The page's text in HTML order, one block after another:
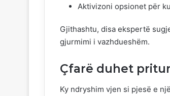
Aktivizoni opsionet për
Gjithashtu, disa ekspertë
gjurmimi i vazhdueshëm.
Çfarë duhet
Ky ndryshim vjen si pjesë e